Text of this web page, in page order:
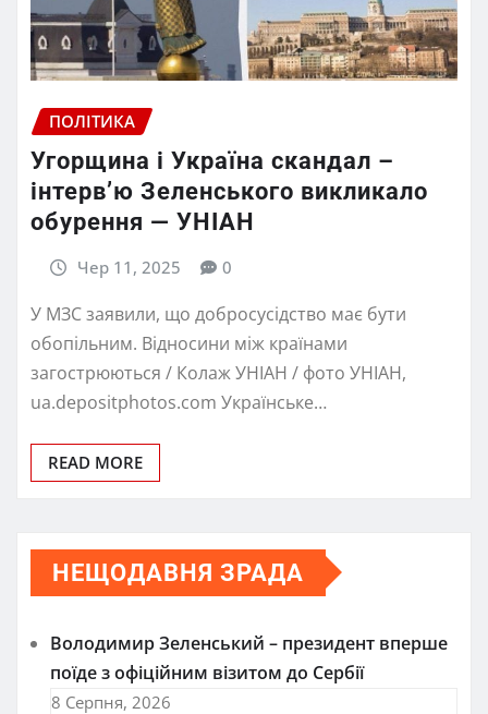
ПОЛІТИКА
Угорщина і Україна скандал –
інтерв’ю Зеленського викликало
обурення — УНІАН
Чер 11, 2025 0
У МЗС заявили, що добросусідство має бути
обопільним. Відносини між країнами
загострюються / Колаж УНІАН / фото УНІАН,
ua.depositphotos.com Українське…
READ MORE
НЕЩОДАВНЯ ЗРАДА
Володимир Зеленський – президент вперше
поїде з офіційним візитом до Сербії
8 Серпня, 2026